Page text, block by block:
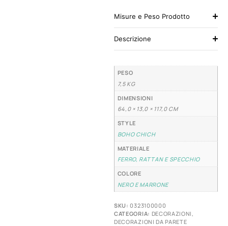
Misure e Peso Prodotto
Descrizione
PESO
7,5 KG
DIMENSIONI
64,0 × 13,0 × 117,0 CM
STYLE
BOHO CHICH
MATERIALE
FERRO, RATTAN E SPECCHIO
COLORE
NERO E MARRONE
SKU:0323100000
CATEGORIA: DECORAZIONI
DECORAZIONI DA PARETE